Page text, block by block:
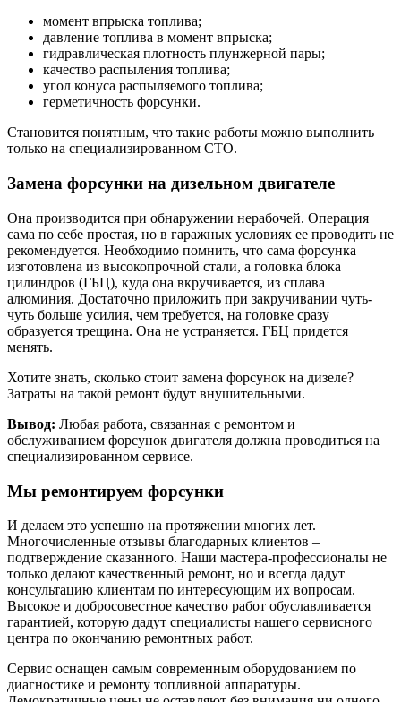
момент впрыска топлива;
давление топлива в момент впрыска;
гидравлическая плотность плунжерной пары;
качество распыления топлива;
угол конуса распыляемого топлива;
герметичность форсунки.
Становится понятным, что такие работы можно выполнить
только на специализированном СТО.
Замена форсунки на дизельном двигателе
Она производится при обнаружении нерабочей. Операция
сама по себе простая, но в гаражных условиях ее проводить не
рекомендуется. Необходимо помнить, что сама форсунка
изготовлена из высокопрочной стали, а головка блока
цилиндров (ГБЦ), куда она вкручивается, из сплава
алюминия. Достаточно приложить при закручивании чуть-
чуть больше усилия, чем требуется, на головке сразу
образуется трещина. Она не устраняется. ГБЦ придется
менять.
Хотите знать, сколько стоит замена форсунок на дизеле?
Затраты на такой ремонт будут внушительными.
Вывод: Любая работа, связанная с ремонтом и
обслуживанием форсунок двигателя должна проводиться на
специализированном сервисе.
Мы ремонтируем форсунки
И делаем это успешно на протяжении многих лет.
Многочисленные отзывы благодарных клиентов –
подтверждение сказанного. Наши мастера-профессионалы не
только делают качественный ремонт, но и всегда дадут
консультацию клиентам по интересующим их вопросам.
Высокое и добросовестное качество работ обуславливается
гарантией, которую дадут специалисты нашего сервисного
центра по окончанию ремонтных работ.
Сервис оснащен самым современным оборудованием по
диагностике и ремонту топливной аппаратуры.